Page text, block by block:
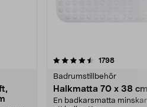
1798
Badrumstillbehör
Halkmatta 70 x 38
En badkarsmatta
4.0 av 5 stjärnor